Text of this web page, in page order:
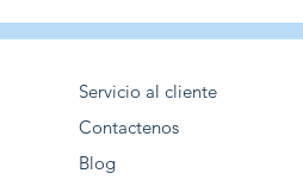
Servicio al cliente
Contactenos
Blog